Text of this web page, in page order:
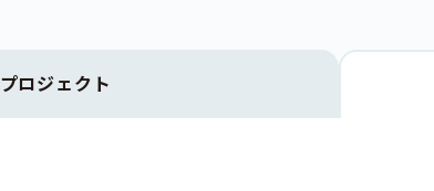
プロジェクト